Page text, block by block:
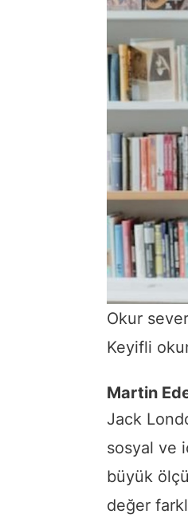
Okur
Keyifli
Martin
Jack
sosyal ve
büyük
değer